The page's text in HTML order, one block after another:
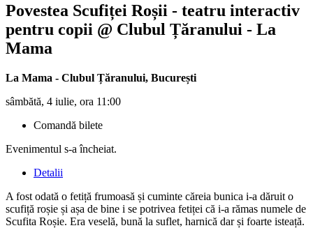
Povestea Scufiței Roșii - teatru interactiv
pentru copii @ Clubul Țăranului - La
Mama
La Mama - Clubul Țăranului, București
sâmbătă, 4 iulie, ora 11:00
Comandă bilete
Evenimentul s-a încheiat.
Detalii
A fost odată o fetiță frumoasă și cuminte căreia bunica i-a dăruit o
scufiță roșie și așa de bine i se potrivea fetiței că i-a rămas numele de
Scufita Roșie. Era veselă, bună la suflet, harnică dar și foarte isteață.